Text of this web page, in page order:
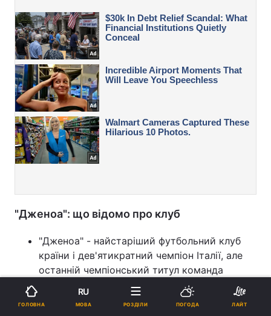
"Дженоа": що відомо про клуб
"Дженоа" - найстаріший футбольний клуб
країни і дев'ятикратний чемпіон Італії, але
останній чемпіонський титул команда
завоювала ще в 1924 році. На євроарені
найвищим досягненням клубу є вихід до
ГОЛОВНА
RU
МОВА РОЗДІЛИ ПОГОДА ЛАЙТ